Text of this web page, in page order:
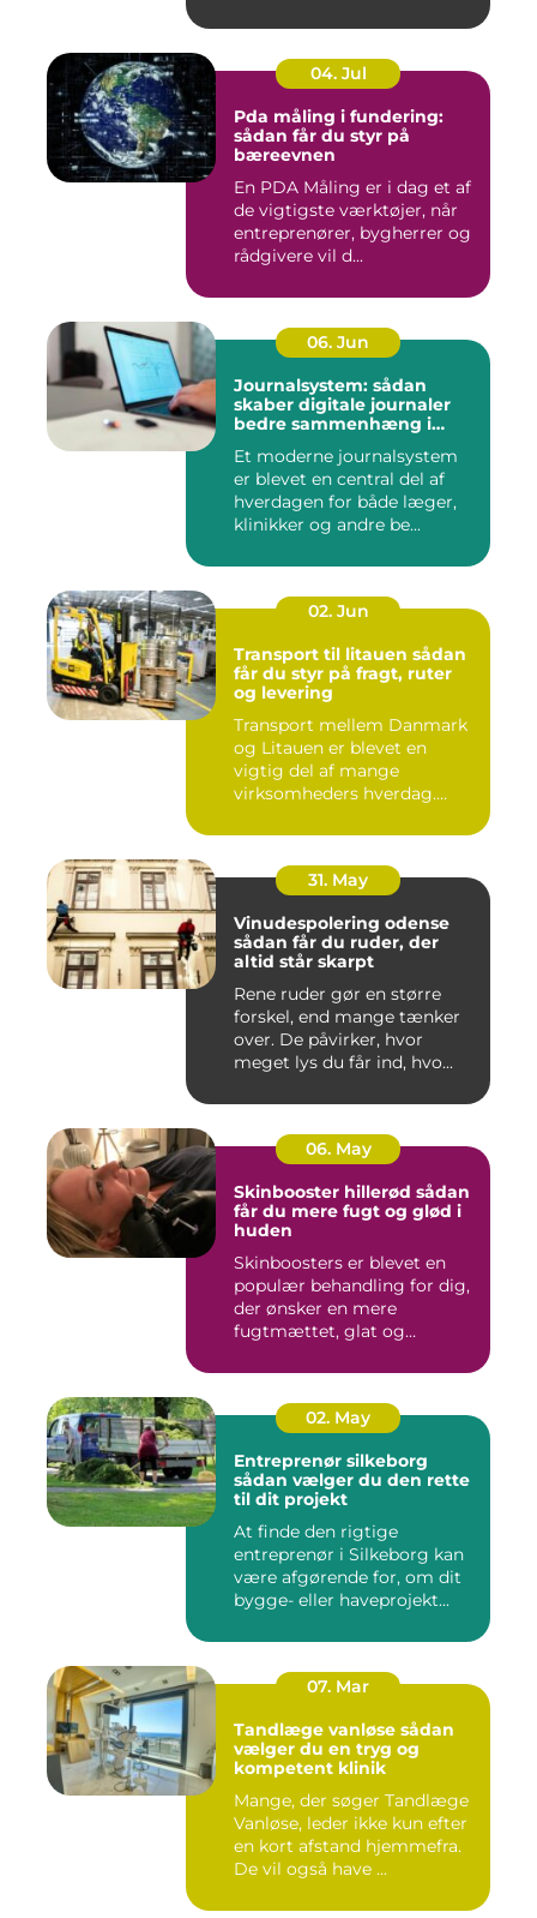
04. Jul
Pda måling i fundering:
sådan får du styr på
bæreevnen
En PDA Måling er i dag et af
de vigtigste værktøjer, når
entreprenører, bygherrer og
rådgivere vil d...
06. Jun
Journalsystem: sådan
skaber digitale journaler
bedre sammenhæng i
Et moderne journalsystem
er blevet en central del af
hverdagen for både læger,
klinikker og andre be...
02. Jun
Transport til litauen sådan
får du styr på fragt, ruter
og levering
Transport mellem Danmark
og Litauen er blevet en
vigtig del af mange
virksomheders hverdag.
31. May
Vinudespolering odense
sådan får du ruder, der
altid står skarpt
Rene ruder gør en større
forskel, end mange tænker
over. De påvirker, hvor
meget lys du får ind, hvo...
06. May
Skinbooster hillerød sådan
får du mere fugt og glød i
huden
Skinboosters er blevet en
populær behandling for dig,
der ønsker en mere
fugtmættet, glat og
02. May
Entreprenør silkeborg
sådan vælger du den rette
til dit projekt
At finde den rigtige
entreprenør i Silkeborg kan
være afgørende for, om dit
bygge- eller haveprojekt...
07. Mar
Tandlæge vanløse sådan
vælger du en tryg og
kompetent klinik
Mange, der søger Tandlæge
Vanløse, leder ikke kun efter
en kort afstand hjemmefra.
De vil også have ...